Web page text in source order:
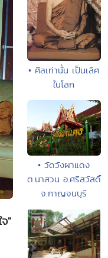
"
• ศีลเท่านั้น เป็นเลิศ
ในโลก
• วัดวังผาแดง
ต.นาสวน อ.ศรีสวัสดิ์
จ.กาญจนบุรี